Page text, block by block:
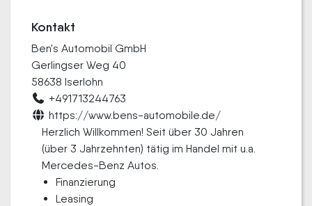
Kontakt
Ben's Automobil GmbH
Gerlingser Weg 40
58638 Iserlohn
+491713244763
https://www.bens-automobile.de/
Herzlich Willkommen! Seit über 30 Jahren
(über 3 Jahrzehnten) tätig im Handel mit u.a.
Mercedes-Benz Autos.
Finanzierung
Leasing